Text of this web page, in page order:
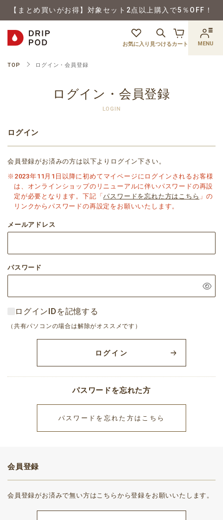
【まとめ買いがお得】対象セット2点以上購入で5％OFF！
お気に入り 見つけるカート MENU
TOP ログイン・会員登録
ログイン・会員登録
LOGIN
ログイン
会員登録がお済みの方は以下よりログイン下さい。
※2023年11月1日以降に初めてマイページにログインされるお客様
は、オンラインショップのリニューアルに伴いパスワードの再設
定が必要となります。下記「パスワードを忘れた方はこちら 」の
リンクからパスワードの再設定をお願いいたします。
メールアドレス
パスワード
ログインIDを記憶する
（共有パソコンの場合は解除がオススメです）
ログイン
パスワードを忘れた方
パスワードを忘れた方はこちら
会員登録
会員登録がお済みで無い方はこちらから登録をお願いいたします。